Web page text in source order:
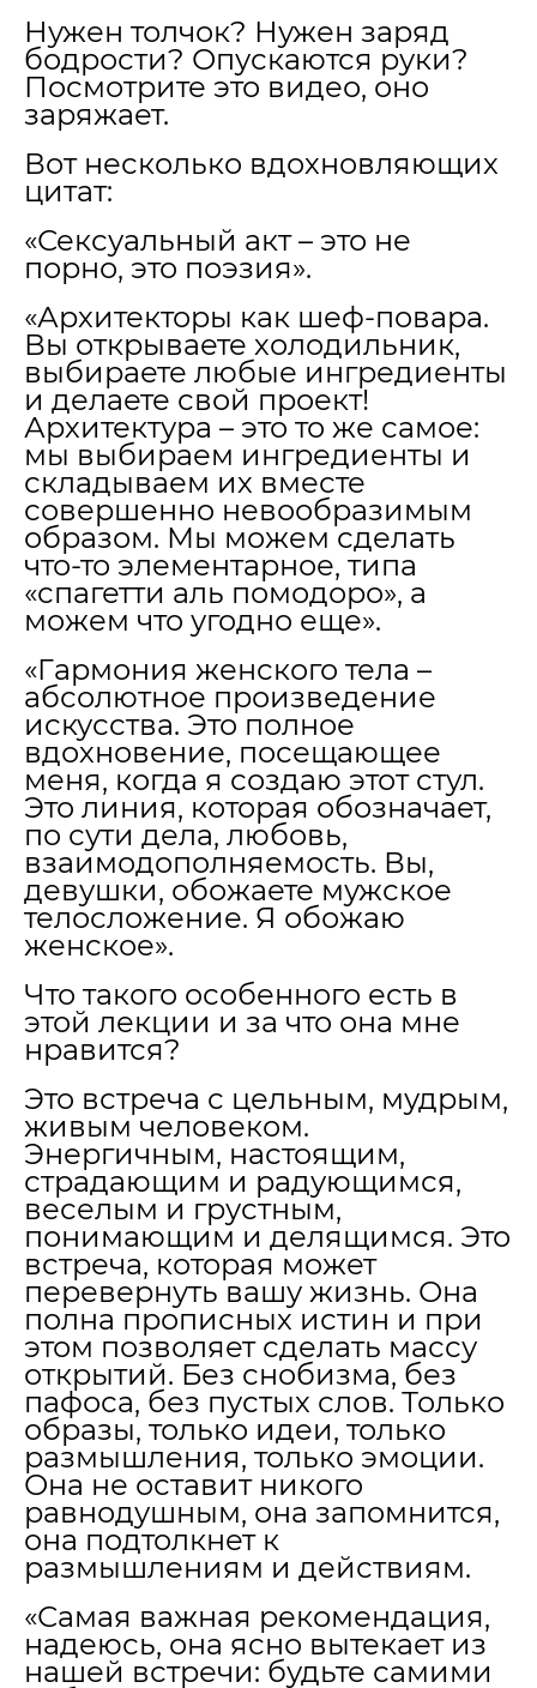
Нужен толчок? Нужен заряд
бодрости? Опускаются руки?
Посмотрите это видео, оно
заряжает.
Вот несколько вдохновляющих
цитат:
«Сексуальный акт – это не
порно, это поэзия».
«Архитекторы как шеф-повара.
Вы открываете холодильник,
выбираете любые ингредиенты
и делаете свой проект!
Архитектура – это то же самое:
мы выбираем ингредиенты и
складываем их вместе
совершенно невообразимым
образом. Мы можем сделать
что-то элементарное, типа
«спагетти аль помодоро», а
можем что угодно еще».
«Гармония женского тела –
абсолютное произведение
искусства. Это полное
вдохновение, посещающее
меня, когда я создаю этот стул.
Это линия, которая обозначает,
по сути дела, любовь,
взаимодополняемость. Вы,
девушки, обожаете мужское
телосложение. Я обожаю
женское».
Что такого особенного есть в
этой лекции и за что она мне
нравится?
Это встреча с цельным, мудрым,
живым человеком.
Энергичным, настоящим,
страдающим и радующимся,
веселым и грустным,
понимающим и делящимся. Это
встреча, которая может
перевернуть вашу жизнь. Она
полна прописных истин и при
этом позволяет сделать массу
открытий. Без снобизма, без
пафоса, без пустых слов. Только
образы, только идеи, только
размышления, только эмоции.
Она не оставит никого
равнодушным, она запомнится,
она подтолкнет к
размышлениям и действиям.
«Самая важная рекомендация,
надеюсь, она ясно вытекает из
нашей встречи: будьте самими